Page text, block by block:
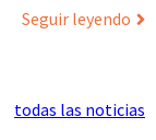
Seguir leyendo
todas las noticias